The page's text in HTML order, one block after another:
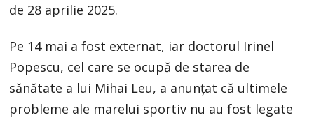
de 28 aprilie 2025.
Pe 14 mai a fost externat, iar doctorul Irinel
Popescu, cel care se ocupă de starea de
sănătate a lui Mihai Leu, a anunțat că ultimele
probleme ale marelui sportiv nu au fost legate